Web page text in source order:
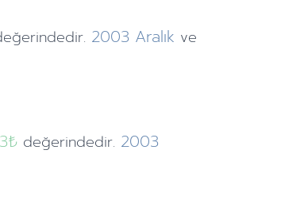
2003 Aralık ve
değerindedir. 2003